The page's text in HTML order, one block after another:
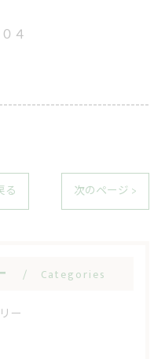
４
る 次のページ >
Categories
ー